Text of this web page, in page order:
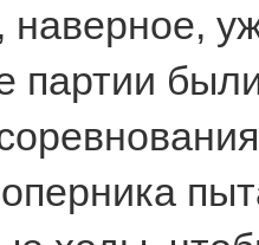
наверное,
партии